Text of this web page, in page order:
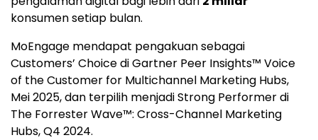
konsumen setiap bulan.
MoEngage mendapat pengakuan sebagai
Customers’ Choice di Gartner Peer Insights™ Voice
of the Customer for Multichannel Marketing Hubs,
Mei 2025, dan terpilih menjadi Strong Performer di
The Forrester Wave™: Cross-Channel Marketing
Hubs, Q4 2024.